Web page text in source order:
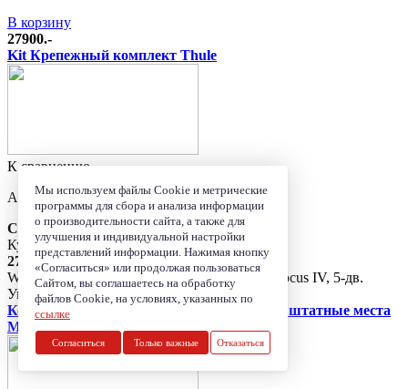
В корзину
27900.-
Kit Крепежный комплект Thule
К сравнению
Арт. 4103
Снят с производства
Купить весь набор
27900.-
WingBar комплект №2 THULE для FORD, Focus IV, 5-дв.
Универсал 19- (интегрированные рейлинги)
Комплект дуг Thule WingBar Edge Black в штатные места
M
Мы используем файлы Cookie и метрические
программы для сбора и анализа информации
о производительности сайта, а также для
улучшения и индивидуальной настройки
представлений информации. Нажимая кнопку
«Согласиться» или продолжая пользоваться
Сайтом, вы соглашаетесь на обработку
файлов Cookie, на условиях, указанных по
ссылке
Согласиться Только важные Отказаться